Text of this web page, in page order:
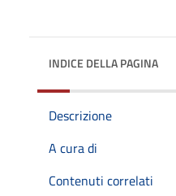
INDICE DELLA PAGINA
Descrizione
A cura di
Contenuti correlati